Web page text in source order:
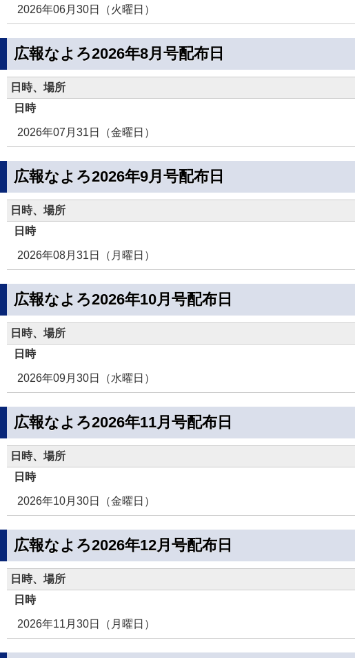
2026年06月30日（火曜日）
広報なよろ2026年8月号配布日
日時、場所
日時
2026年07月31日（金曜日）
広報なよろ2026年9月号配布日
日時、場所
日時
2026年08月31日（月曜日）
広報なよろ2026年10月号配布日
日時、場所
日時
2026年09月30日（水曜日）
広報なよろ2026年11月号配布日
日時、場所
日時
2026年10月30日（金曜日）
広報なよろ2026年12月号配布日
日時、場所
日時
2026年11月30日（月曜日）